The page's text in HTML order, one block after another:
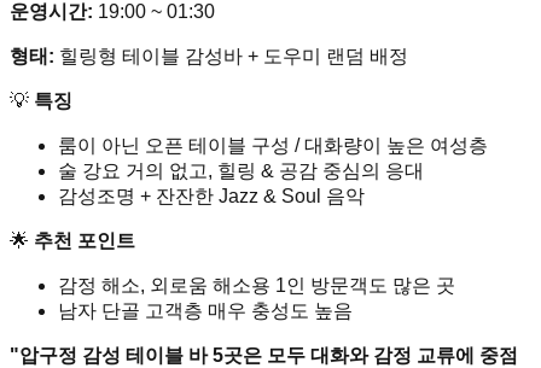
운영시간: 19:00 ~ 01:30
형태: 힐링형 테이블 감성바 + 도우미 랜덤 배정
💡 특징
룸이 아닌 오픈 테이블 구성 / 대화량이 높은 여성층
술 강요 거의 없고, 힐링 & 공감 중심의 응대
감성조명 + 잔잔한 Jazz & Soul 음악
🌟 추천 포인트
감정 해소, 외로움 해소용 1인 방문객도 많은 곳
남자 단골 고객층 매우 충성도 높음
"압구정 감성 테이블 바 5곳은 모두 대화와 감정 교류에 중점